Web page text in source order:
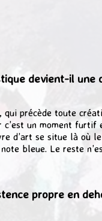
devient-il une
précède toute
c’est un moment furtif
d’art se situe là où le
bleue. Le reste
propre en